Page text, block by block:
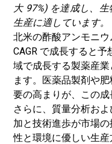
大 97%) を達成し、
生産に適しています。
北米の酢酸アンモニ
CAGR で成長すると
域で成長する製薬産
ます。医薬品製剤や
要の高まりが、この成
さらに、質量分析お
加と技術進歩が市場
性と環境に優しい生